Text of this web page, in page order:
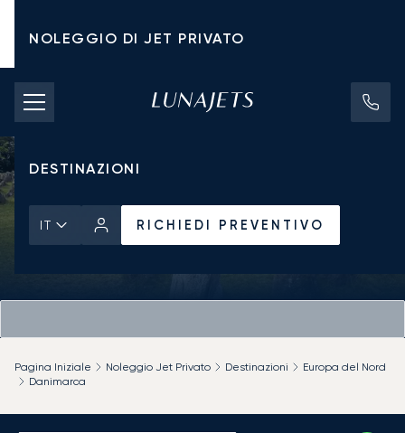
NOLEGGIO DI JET PRIVATO
TARIFFE DI NOLEGGIO
JET PRIVATI
DESTINAZIONI
IT RICHIEDI PREVENTIVO
Pagina Iniziale Noleggio Jet Privato Destinazioni
Europa del Nord
Danimarca